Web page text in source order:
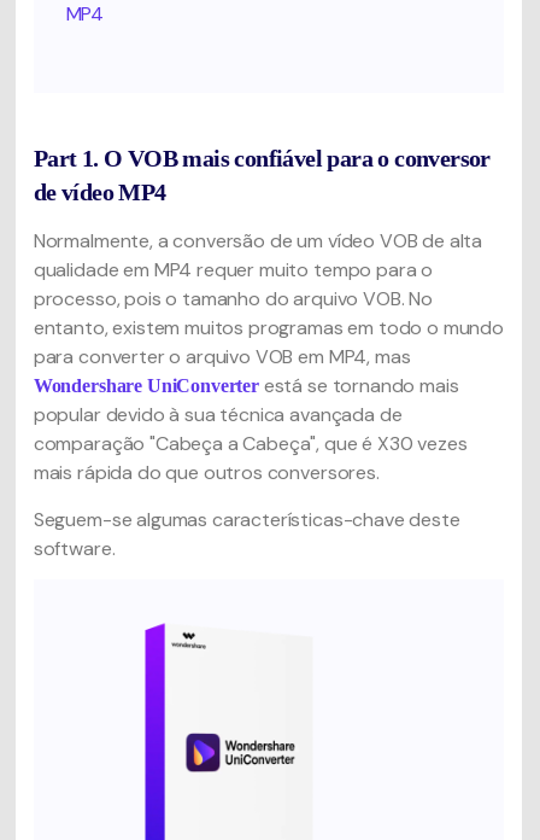
MP4
Part 1. O VOB mais confiável para o conversor
de vídeo MP4
Normalmente, a conversão de um vídeo VOB de alta
qualidade em MP4 requer muito tempo para o
processo, pois o tamanho do arquivo VOB. No
entanto, existem muitos programas em todo o mundo
para converter o arquivo VOB em MP4, mas
Wondershare UniConverter está se tornando mais
popular devido à sua técnica avançada de
comparação "Cabeça a Cabeça", que é X30 vezes
mais rápida do que outros conversores.
Seguem-se algumas características-chave deste
software.